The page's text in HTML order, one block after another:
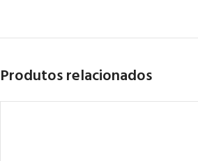
Produtos relacionados